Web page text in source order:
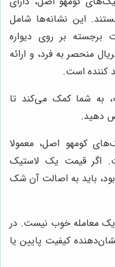
این نشانه‌ها شامل
برجسته بر روی دیواره
منحصر به فرد، و ارائه
کننده است.
به شما کمک می‌کند تا
دهید.
کومهو اصل، معمولا
اگر قیمت یک لاستیک
باید به اصالت آن شک
یک معامله خوب نیست. در
کیفیت پایین یا